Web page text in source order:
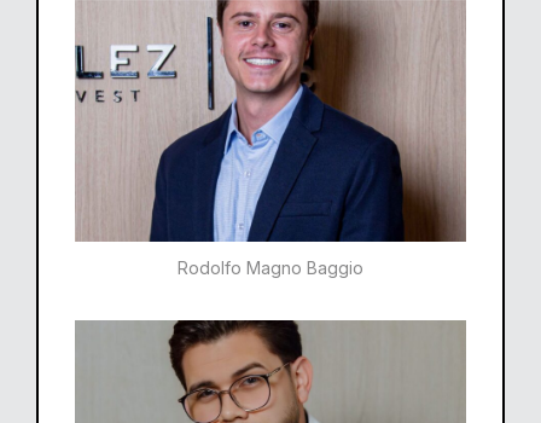
Rodolfo Magno Baggio​​